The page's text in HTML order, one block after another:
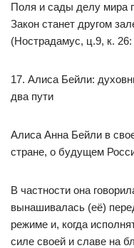
Поля и сады делу мира
Закон станет другом
(Нострадамус, ц.9, к. 26:
17. Алиса Бейли:
два пути
Алиса Анна Бейли в
стране, о будущем
В частности она
вынашивалась (её)
режиме и, когда
силе своей и славе на